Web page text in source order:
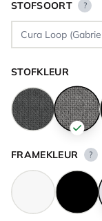
STOFSOORT ?
STOFKLEUR
FRAMEKLEUR ?